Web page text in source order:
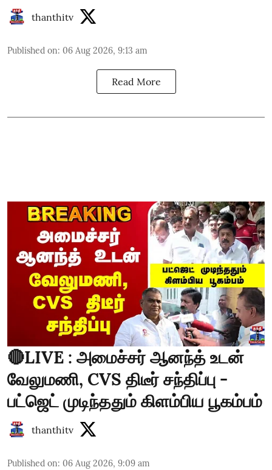
thanthitv
Published on: 06 Aug 2026, 9:13 am
Read More
🔴LIVE : அமைச்சர் ஆனந்த் உடன்
வேலுமணி, CVS திடீர் சந்திப்பு -
பட்ஜெட் முடிந்ததும் கிளம்பிய பூகம்பம்
thanthitv
Published on: 06 Aug 2026, 9:09 am